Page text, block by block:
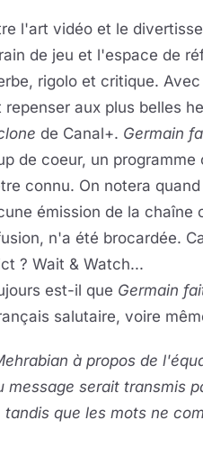
l'art vidéo et le
de jeu et l'espace de
rigolo et critique.
repenser aux plus belles
de Canal+. Germain
de coeur, un programme
connu. On notera
émission de la chaîne
n'a été brocardée.
? Wait & Watch...
est-il que Germain
salutaire, voire
à propos de
serait transmis
que les mots ne